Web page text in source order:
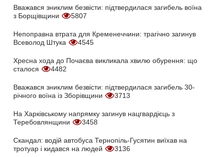
Вважався зниклим безвісти: підтвердилася загибель воїна
з Борщівщини
5807
Непоправна втрата для Кременеччини: трагічно загинув
Всеволод Штука
4545
Хресна хода до Почаєва викликала хвилю обурення: що
сталося
4482
Вважався зниклим безвісти: підтвердилася загибель 30-
річного воїна із Зборівщини
3713
На Харківському напрямку загинув нацгвардієць з
Теребовлянщини
3458
Скандал: водій автобуса Тернопіль-Гусятин виїхав на
тротуар і кидався на людей
3136